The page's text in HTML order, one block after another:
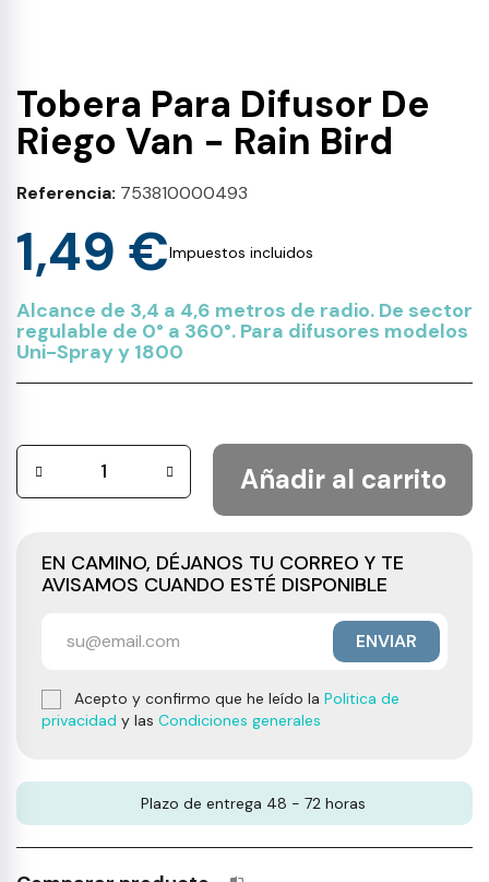
Tobera Para Difusor De
Riego Van - Rain Bird
Referencia 753810000493
1,49 €Impuestos incluidos
Alcance de 3,4 a 4,6 metros de radio. De sector
regulable de 0° a 360°. Para difusores modelos
Uni-Spray y 1800
Añadir al carrito
EN CAMINO, DÉJANOS TU CORREO Y TE
AVISAMOS CUANDO ESTÉ DISPONIBLE
ENVIAR
Acepto y confirmo que he leído la Politica de
privacidad y las Condiciones generales
Plazo de entrega 48 - 72 horas